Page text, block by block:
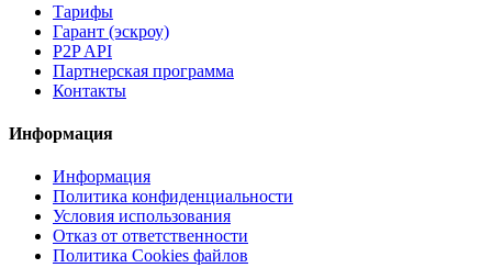
Тарифы
Гарант (эскроу)
P2P API
Партнерская программа
Контакты
Информация
Информация
Политика конфиденциальности
Условия использования
Отказ от ответственности
Политика Cookies файлов